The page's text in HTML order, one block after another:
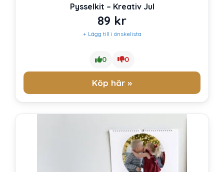
Pysselkit – Kreativ Jul
89 kr
+ Lägg till i önskelista
0 0
Köp här »